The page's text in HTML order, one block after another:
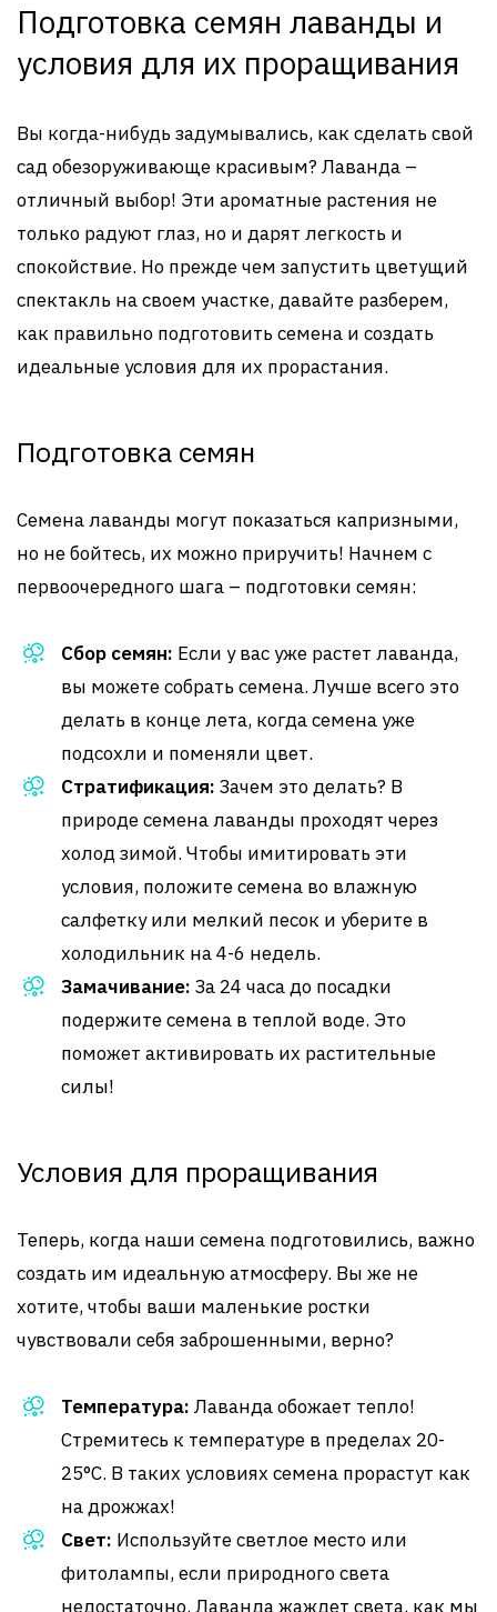
Подготовка семян лаванды и
условия для их проращивания
Вы когда-нибудь задумывались, как сделать свой
сад обезоруживающе красивым? Лаванда –
отличный выбор! Эти ароматные растения не
только радуют глаз, но и дарят легкость и
спокойствие. Но прежде чем запустить цветущий
спектакль на своем участке, давайте разберем,
как правильно подготовить семена и создать
идеальные условия для их прорастания.
Подготовка семян
Семена лаванды могут показаться капризными,
но не бойтесь, их можно приручить! Начнем с
первоочередного шага – подготовки семян:
Сбор семян: Если у вас уже растет лаванда,
вы можете собрать семена. Лучше всего это
делать в конце лета, когда семена уже
подсохли и поменяли цвет.
Стратификация: Зачем это делать? В
природе семена лаванды проходят через
холод зимой. Чтобы имитировать эти
условия, положите семена во влажную
салфетку или мелкий песок и уберите в
холодильник на 4-6 недель.
Замачивание: За 24 часа до посадки
подержите семена в теплой воде. Это
поможет активировать их растительные
силы!
Условия для проращивания
Теперь, когда наши семена подготовились, важно
создать им идеальную атмосферу. Вы же не
хотите, чтобы ваши маленькие ростки
чувствовали себя заброшенными, верно?
Температура: Лаванда обожает тепло!
Стремитесь к температуре в пределах 20-
25°C. В таких условиях семена прорастут как
на дрожжах!
Свет: Используйте светлое место или
фитолампы, если природного света
недостаточно. Лаванда жаждет света, как мы